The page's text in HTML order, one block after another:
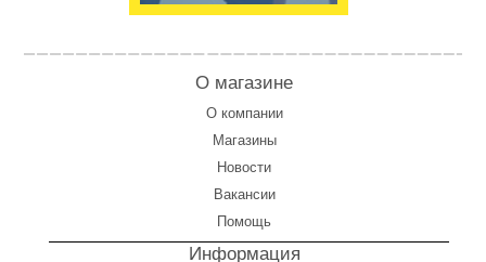
О магазине
О компании
Магазины
Новости
Вакансии
Помощь
Информация